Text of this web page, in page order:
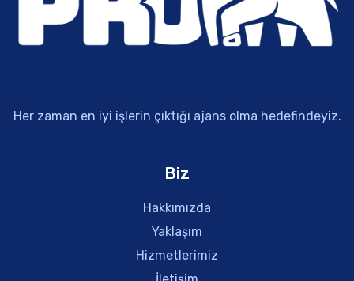
Her zaman en iyi işlerin çıktığı ajans olma hedefindeyiz.
Biz
Hakkımızda
Yaklaşım
Hizmetlerimiz